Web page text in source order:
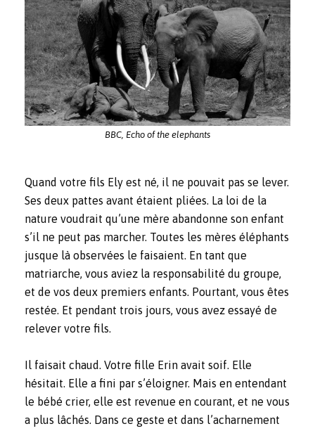
BBC, Echo of the elephants
Quand votre fils Ely est né, il ne pouvait pas se lever.
Ses deux pattes avant étaient pliées. La loi de la
nature voudrait qu’une mère abandonne son enfant
s’il ne peut pas marcher. Toutes les mères éléphants
jusque là observées le faisaient. En tant que
matriarche, vous aviez la responsabilité du groupe,
et de vos deux premiers enfants. Pourtant, vous êtes
restée. Et pendant trois jours, vous avez essayé de
relever votre fils.
Il faisait chaud. Votre fille Erin avait soif. Elle
hésitait. Elle a fini par s’éloigner. Mais en entendant
le bébé crier, elle est revenue en courant, et ne vous
a plus lâchés. Dans ce geste et dans l’acharnement